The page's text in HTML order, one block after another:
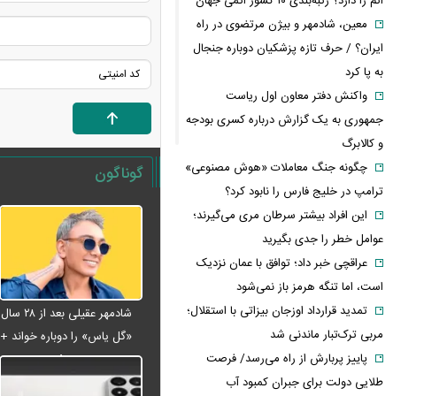
گوناگون
شادمهر عقیلی بعد از ۲۸ سال
«گل یاس» را دوباره خواند +
ویدئو
معین، شادمهر و بیژن مرتضوی در راه
ایران؟ / حرف تازه پزشکیان دوباره جنجال
به پا کرد
واکنش دفتر معاون اول ریاست
جمهوری به یک گزارش درباره کسری بودجه
و کالابرگ
چگونه جنگ معاملات «هوش مصنوعی»
ترامپ در خلیج فارس را نابود کرد؟
این افراد بیشتر سرطان مری می‌گیرند؛
عوامل خطر را جدی بگیرید
عراقچی خبر داد؛ توافق با عمان نزدیک
است، اما تنگه هرمز باز نمی‌شود
تمدید قرارداد اوزجان بیزاتی با استقلال؛
مربی ترک‌تبار ماندنی شد
پاییز پربارش از راه می‌رسد/ فرصت
طلایی دولت برای جبران کمبود آب